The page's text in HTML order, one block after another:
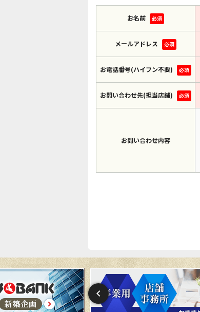
お名前 必須
メールアドレス 必須
お電話番号(ハイフン不要) 必須
お問い合わせ先(担当店舗) 必須
お問い合わせ内容